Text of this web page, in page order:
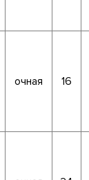
очная 16